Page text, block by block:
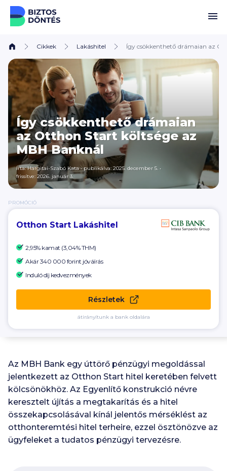
Ugrás a tartalomhoz
Cikkek Lakáshitel Így csökkenthető drámaian az
Így csökkenthető drámaian
az Otthon Start költsége az
MBH Banknál
Írta:Hargitai-Szabó Kata•publikálva: 2025. december 5. •
frissítve: 2026. január 3.
PROMÓCIÓ
Otthon Start Lakáshitel
2,95% kamat (3,04% THM)
Akár 340 000 forint jóváírás
Induló díj kedvezmények
Részletek
átirányítunk a bank oldalára
Az MBH Bank egy úttörő pénzügyi megoldással
jelentkezett az Otthon Start hitel keretében felvett
kölcsönökhöz. Az Egyenlítő konstrukció névre
keresztelt újítás a megtakarítás és a hitel
összekapcsolásával kínál jelentős mérséklést az
otthonteremtési hitel terheire, ezzel ösztönözve az
ügyfeleket a tudatos pénzügyi tervezésre.